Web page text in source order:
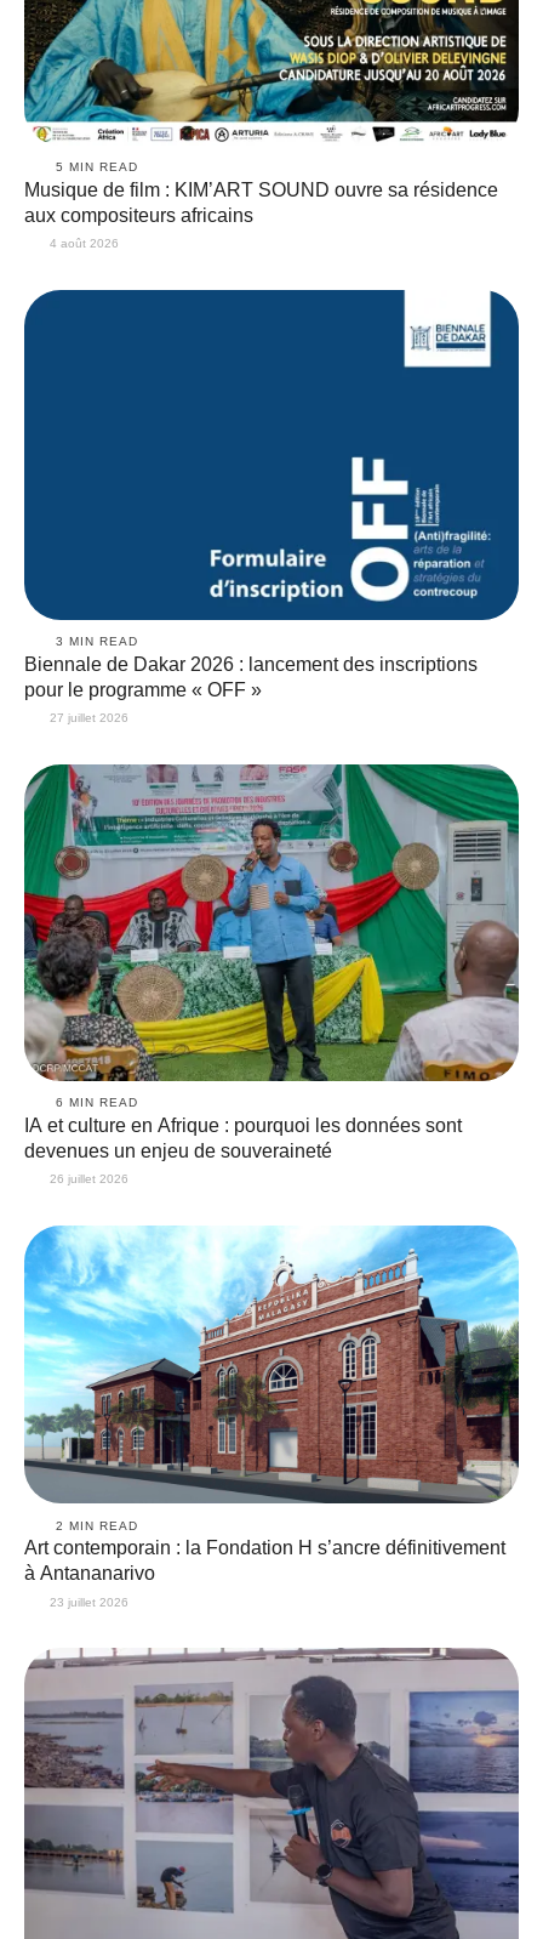
5 MIN READ
Musique de film : KIM’ART SOUND ouvre sa résidence
aux compositeurs africains
4 août 2026
3 MIN READ
Biennale de Dakar 2026 : lancement des inscriptions
pour le programme « OFF »
27 juillet 2026
6 MIN READ
IA et culture en Afrique : pourquoi les données sont
devenues un enjeu de souveraineté
26 juillet 2026
2 MIN READ
Art contemporain : la Fondation H s’ancre définitivement
à Antananarivo
23 juillet 2026